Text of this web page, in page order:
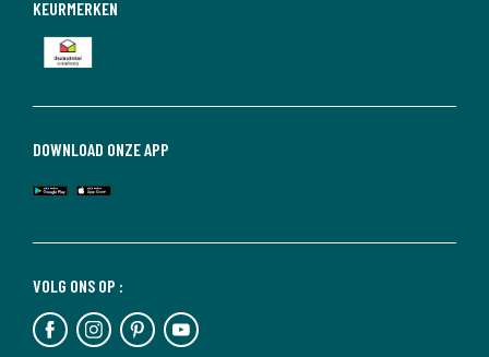
VOLG ONS OP :
DOWNLOAD ONZE APP
KEURMERKEN